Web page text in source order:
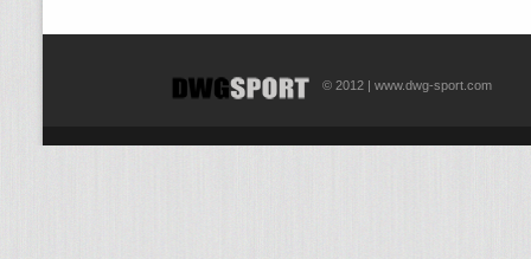
© 2012 | www.dwg-sport.com